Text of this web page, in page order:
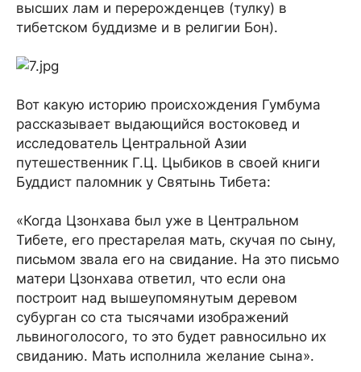
высших лам и перерожденцев (тулку) в
тибетском буддизме и в религии Бон).
Вот какую историю происхождения Гумбума
рассказывает выдающийся востоковед и
исследователь Центральной Азии
путешественник Г.Ц. Цыбиков в своей книги
Буддист паломник у Святынь Тибета:
«Когда Цзонхава был уже в Центральном
Тибете, его престарелая мать, скучая по сыну,
письмом звала его на свидание. На это письмо
матери Цзонхава ответил, что если она
построит над вышеупомянутым деревом
субурган со ста тысячами изображений
львиноголосого, то это будет равносильно их
свиданию. Мать исполнила желание сына».